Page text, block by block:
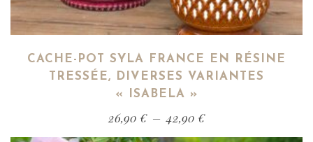
CACHE-POT SYLA FRANCE EN RÉSINE
TRESSÉE, DIVERSES VARIANTES
« ISABELA »
26,90 € – 42,90 €